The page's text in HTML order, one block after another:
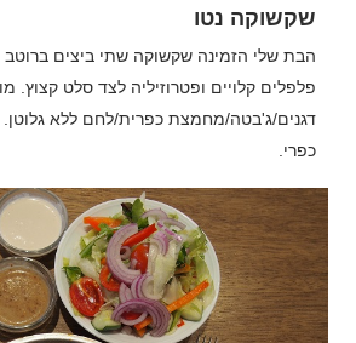
שקשוקה נטו
הבת שלי הזמינה שקשוקה שתי ביצים ברוטב
פלפלים קלויים ופטרוזיליה לצד סלט קצוץ.
דגנים/ג'בטה/מחמצת כפרית/לחם ללא
כפרי.